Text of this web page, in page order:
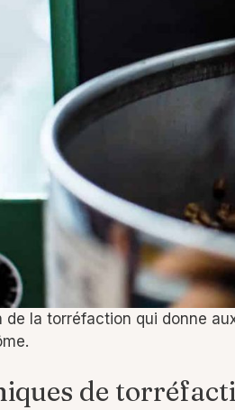
de la torréfaction qui donne
de